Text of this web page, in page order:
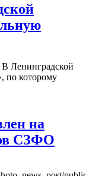
Ленинградской
по которому
на
СЗФО